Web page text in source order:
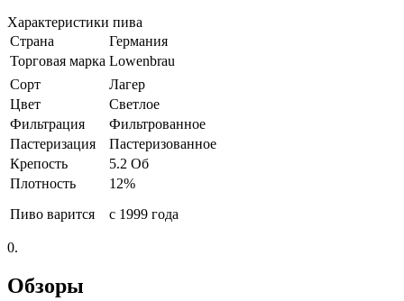
Характеристики пива
Страна
Германия
Торговая марка Lowenbrau
Сорт
Лагер
Цвет
Светлое
Фильтрация
Фильтрованное
Пастеризация
Пастеризованное
Крепость
5.2 Об
Плотность
12%
Пиво варится
с 1999 года
0.
Обзоры